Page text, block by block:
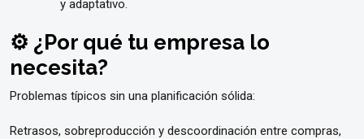
y adaptativo.
⚙️ ¿Por qué tu empresa lo
necesita?
Problemas típicos sin una planificación sólida:
Retrasos, sobreproducción y descoordinación entre compras,